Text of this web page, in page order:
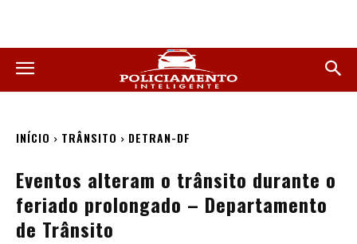
INÍCIO TRÂNSITO DETRAN-DF
Eventos alteram o trânsito durante o
feriado prolongado – Departamento
de Trânsito